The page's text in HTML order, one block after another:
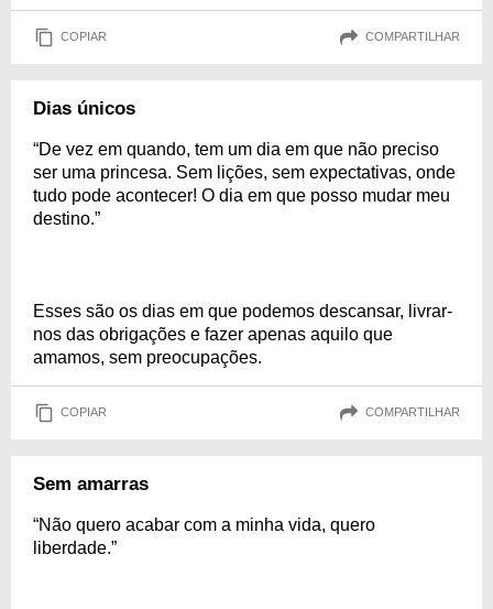
COPIAR COMPARTILHAR
Dias únicos
“De vez em quando, tem um dia em que não preciso
ser uma princesa. Sem lições, sem expectativas, onde
tudo pode acontecer! O dia em que posso mudar meu
destino.”
Esses são os dias em que podemos descansar, livrar-
nos das obrigações e fazer apenas aquilo que
amamos, sem preocupações.
COPIAR COMPARTILHAR
Sem amarras
“Não quero acabar com a minha vida, quero
liberdade.”